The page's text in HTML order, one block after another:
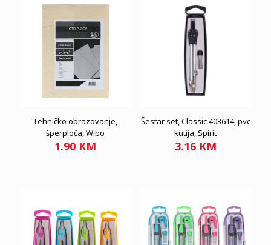
Tehničko obrazovanje,
šperploča, Wibo
1.90 KM
Šestar set, Classic 403614, pvc
kutija, Spirit
3.16 KM